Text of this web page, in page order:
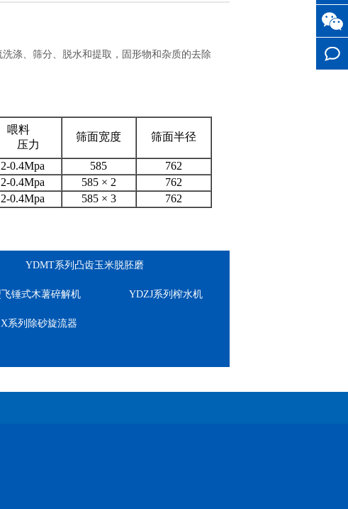
客服QQ
涤、筛分、脱水和提取，固形物和杂质的去除
喂料
压力
筛面宽度 筛面半径
0.4Mpa 585
762
0.4Mpa 585 × 2
762
0.4Mpa 585 × 3 762
YDMT系列凸齿玉米脱胚磨
飞锤式木薯碎解机 YDZJ系列榨水机
系列除砂旋流器